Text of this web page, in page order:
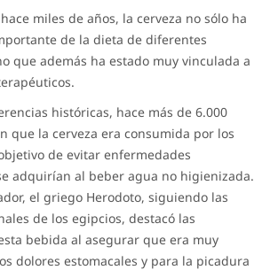
miles de años, la cerveza no sólo ha
de la dieta de diferentes
que además ha estado muy vinculada a
históricas, hace más de 6.000
que la cerveza era consumida por los
de evitar enfermedades
adquirían al beber agua no higienizada.
el griego Herodoto, siguiendo las
de los egipcios, destacó las
bebida al asegurar que era muy
dolores estomacales y para la picadura